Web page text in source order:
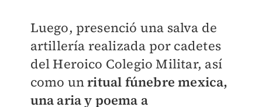
Luego, presenció una salva de
artillería realizada por cadetes
del Heroico Colegio Militar, así
como unritual fúnebre mexica,
una aria y poema a